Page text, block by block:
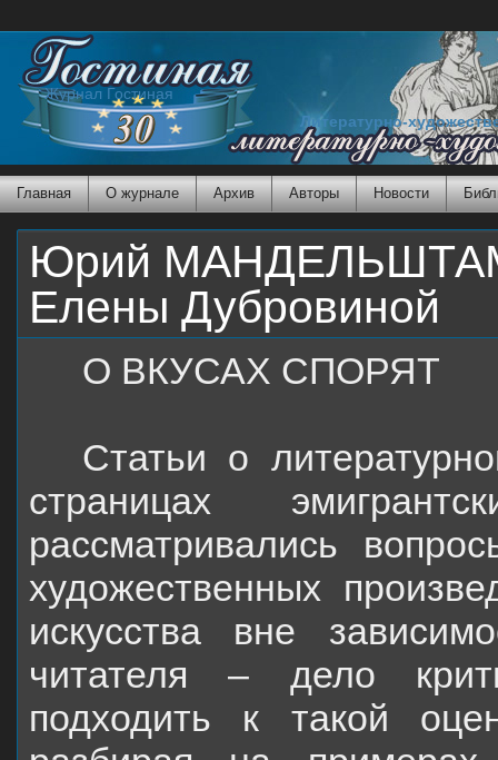
Журнал Гостиная
Литературно-
Главная О журнале Архив Авторы Новости
Юрий МАНДЕЛЬШТАМ.
Елены Дубровиной
О ВКУСАХ СПОРЯТ
Статьи о
страницах
рассматривались
художественных
искусства вне
читателя – дело
подходить к такой